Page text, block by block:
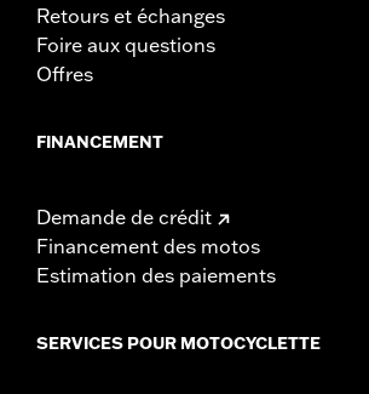
Retours et échanges
Foire aux questions
Offres
FINANCEMENT
Demande de crédit
Financement des motos
Estimation des paiements
SERVICES POUR MOTOCYCLETTE